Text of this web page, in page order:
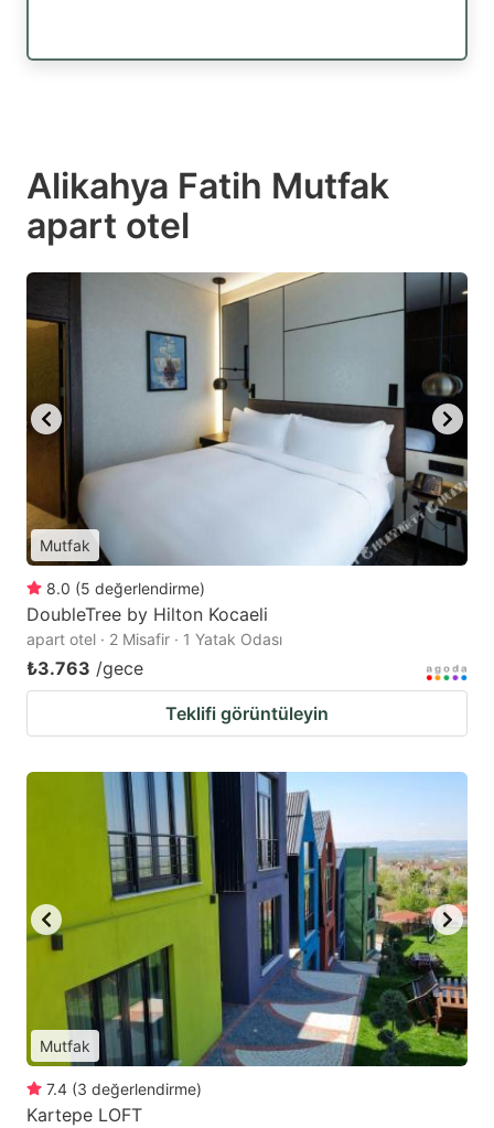
Alikahya Fatih Mutfak
apart otel
Mutfak
8.0 (5 değerlendirme)
DoubleTree by Hilton Kocaeli
apart otel · 2 Misafir · 1 Yatak Odası
₺3.763 /gece
Teklifi görüntüleyin
Mutfak
7.4 (3 değerlendirme)
Kartepe LOFT